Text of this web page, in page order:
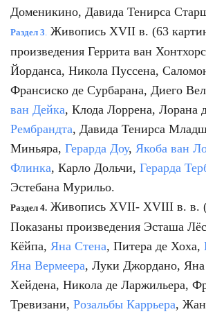
Доменикино, Давида Тенирса
Раздел 3. Живопись XVII в. (63
произведения Геррита ван
Йорданса, Никола Пуссена,
Франсиско де Сурбарана, Диего
ван Дейка, Клода Лоррена, Лорана
Рембрандта, Давида Тенирса
Миньяра, Герарда Доу, Якоба ван
Флинка, Карло Дольчи, Герарда
Эстебана Мурильо.
Раздел 4. Живопись XVII- XVIII в. в.
Показаны произведения Эсташа
Кёйпа, Яна Стена, Питера де Хоха,
Яна Вермеера, Луки Джордано, Яна
Хейдена, Никола де Ларжильера,
Тревизани, Розальбы Каррьера,